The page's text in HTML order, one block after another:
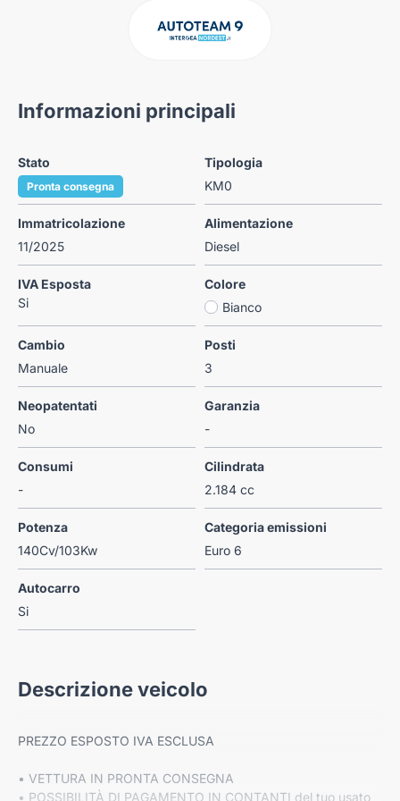
Informazioni principali
Stato
Pronta consegna
Tipologia
KM0
Immatricolazione
11/2025
Alimentazione
Diesel
IVA Esposta
Si
Colore
Bianco
Cambio
Manuale
Posti
3
Neopatentati
No
Garanzia
-
Consumi
-
Cilindrata
2.184 cc
Potenza
140Cv/103Kw
Categoria emissioni
Euro 6
Autocarro
Si
Descrizione veicolo
PREZZO ESPOSTO IVA ESCLUSA
• VETTURA IN PRONTA CONSEGNA
• POSSIBILITÀ DI PAGAMENTO IN CONTANTI del tuo usato